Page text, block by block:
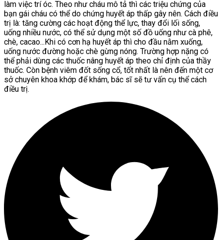
làm việc trí óc. Theo như cháu mô tả thì các triệu chứng của
bạn gái cháu có thể do chứng huyết áp thấp gây nên. Cách điều
trị là: tăng cường các hoạt động thể lực, thay đổi lối sống,
uống nhiều nước, có thể sử dụng một số đồ uống như cà phê,
chè, cacao...Khi có cơn hạ huyết áp thì cho đầu nằm xuống,
uống nước đường hoặc chè gừng nóng. Trường hợp nặng có
thể phải dùng các thuốc nâng huyết áp theo chỉ định của thầy
thuốc. Còn bệnh viêm đốt sống cổ, tốt nhất là nên đến một cơ
sở chuyên khoa khớp để khám, bác sĩ sẽ tư vấn cụ thể cách
điều trị.